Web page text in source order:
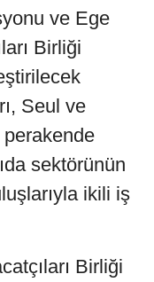
ve Ege
Birliği
Seul ve
perakende
sektörünün
ikili iş
Birliği